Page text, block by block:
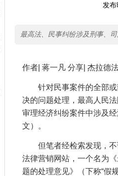
发
最高法、民事纠纷涉及刑事、
作者 蒋一凡 分享 杰拉德
针对民事案件的全部
决的问题处理，最高人民
审理经济纠纷案件中涉及
文）。
但笔者经检索发现，
法律营销网站，一个名为
题的处理意见》（下称“假